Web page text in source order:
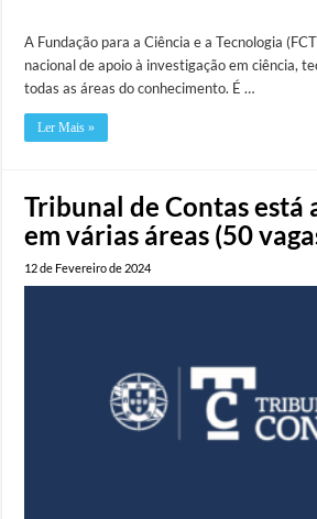
A Fundação para a Ciência e a Tecnologia
nacional de apoio à investigação em ciência,
todas as áreas do conhecimento. É …
Ler Mais »
Tribunal de Contas está
em várias áreas (50
12 de Fevereiro de 2024